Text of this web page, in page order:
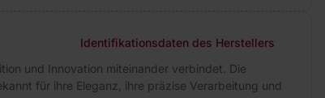
Identifikationsdaten des Herstellers
und Innovation miteinander verbindet. Die
für ihre Eleganz, ihre präzise Verarbeitung und